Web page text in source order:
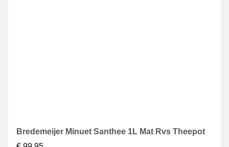
Bredemeijer Minuet Santhee 1L Mat Rvs Theepot